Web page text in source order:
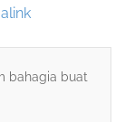
bahagia buat